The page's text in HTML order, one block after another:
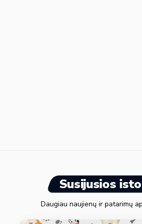
Susijusios
Daugiau naujienų ir patarimų